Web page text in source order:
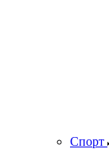
Спорт